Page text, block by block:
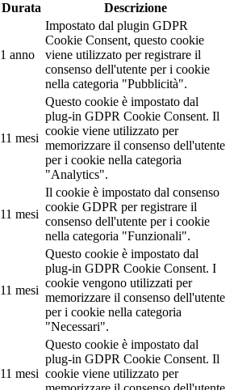
Durata Descrizione
1 anno
Impostato dal plugin GDPR
Cookie Consent, questo cookie
viene utilizzato per registrare il
consenso dell'utente per i cookie
nella categoria "Pubblicità".
11 mesi
Questo cookie è impostato dal
plug-in GDPR Cookie Consent. Il
cookie viene utilizzato per
memorizzare il consenso dell'utente
per i cookie nella categoria
"Analytics".
11 mesi
Il cookie è impostato dal consenso
cookie GDPR per registrare il
consenso dell'utente per i cookie
nella categoria "Funzionali".
11 mesi
Questo cookie è impostato dal
plug-in GDPR Cookie Consent. I
cookie vengono utilizzati per
memorizzare il consenso dell'utente
per i cookie nella categoria
"Necessari".
11 mesi
Questo cookie è impostato dal
plug-in GDPR Cookie Consent. Il
cookie viene utilizzato per